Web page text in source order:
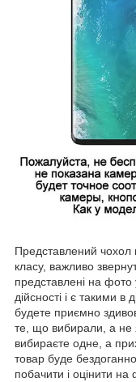
Представлений чохол
класу, важливо
представлені на фото
дійсності і є такими
будете приємно
те, що вибирали, а не
вибираєте одне, а
товар буде
побачити і оцінити